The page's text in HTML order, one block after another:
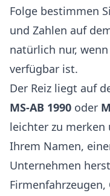
Folge bestimmen
und Zahlen auf
natürlich nur,
verfügbar ist.
Der Reiz liegt auf
MS-AB 1990 oder
leichter zu merken
Ihrem Namen,
Unternehmen